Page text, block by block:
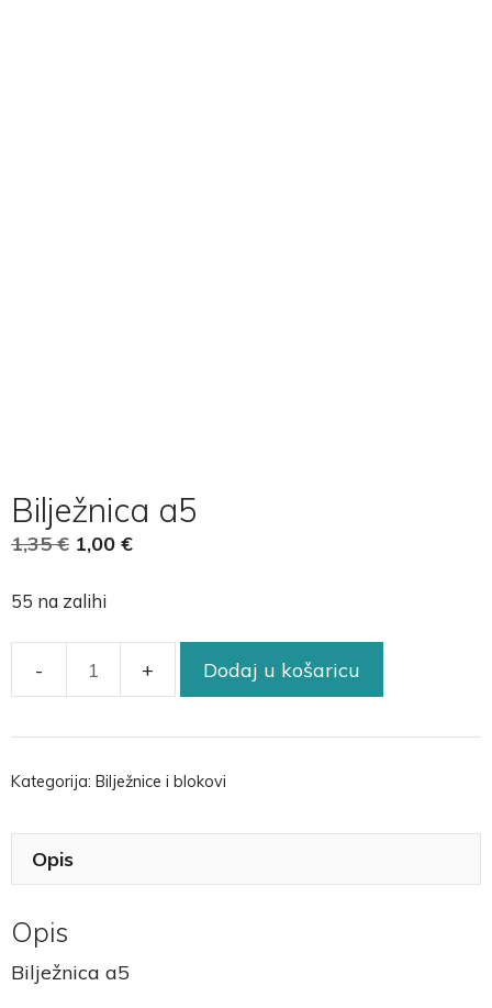
Bilježnica a5
1,35€ 1,00 €
55 na zalihi
Dodaj u košaricu
Kategorija: Bilježnice i blokovi
Opis
Opis
Bilježnica a5